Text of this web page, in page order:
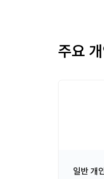
주요
일반 개